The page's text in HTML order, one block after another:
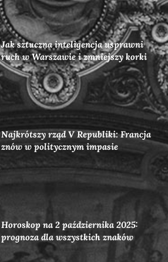
Jak sztuczna inteligencja usprawni
ruch w Warszawie i zmniejszy korki
Najkrótszy rząd V Republiki: Francja
znów w politycznym impasie
Horoskop na 2 października 2025:
prognoza dla wszystkich znaków